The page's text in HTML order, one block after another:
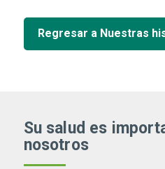
Regresar a Nuestras
Su salud es
nosotros